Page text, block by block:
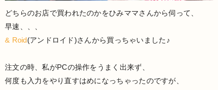
どちらのお店で買われたのかをひみママさんから伺って、
早速、、、
& Roid (アンドロイド)さんから買っちゃいました♪
注文の時、私がPCの操作をうまく出来ず、
何度も入力をやり直すはめになっちゃったのですが、